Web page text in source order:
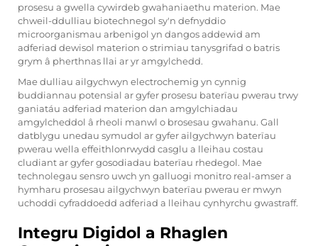
prosesu a gwella cywirdeb gwahaniaethu materion. Mae
chweil-ddulliau biotechnegol sy'n defnyddio
microorganismau arbenigol yn dangos addewid am
adferiad dewisol materion o strimiau tanysgrifad o batris
grym â pherthnas llai ar yr amgylchedd.
Mae dulliau ailgychwyn electrochemig yn cynnig
buddiannau potensial ar gyfer prosesu baterïau pwerau trwy
ganiatáu adferiad materion dan amgylchiadau
amgylcheddol â rheoli manwl o brosesau gwahanu. Gall
datblygu unedau symudol ar gyfer ailgychwyn baterïau
pwerau wella effeithlonrwydd casglu a lleihau costau
cludiant ar gyfer gosodiadau baterïau rhedegol. Mae
technolegau sensro uwch yn galluogi monitro real-amser a
hymharu prosesau ailgychwyn baterïau pwerau er mwyn
uchoddi cyfraddoedd adferiad a lleihau cynhyrchu gwastraff.
Integru Digidol a Rhaglen